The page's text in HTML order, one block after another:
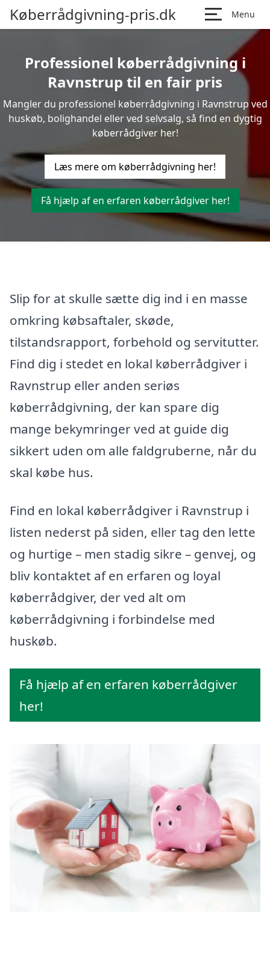
Køberrådgivning-pris.dk Menu
Professionel køberrådgivning i
Ravnstrup til en fair pris
Mangler du professionel køberrådgivning i Ravnstrup ved
huskøb, bolighandel eller ved selvsalg, så find en dygtig
køberrådgiver her!
Læs mere om køberrådgivning her!
Få hjælp af en erfaren køberrådgiver her!
Slip for at skulle sætte dig ind i en masse
omkring købsaftaler, skøde,
tilstandsrapport, forbehold og servitutter.
Find dig i stedet en lokal køberrådgiver i
Ravnstrup eller anden seriøs
køberrådgivning, der kan spare dig
mange bekymringer ved at guide dig
sikkert uden om alle faldgruberne, når du
skal købe hus.
Find en lokal køberrådgiver i Ravnstrup i
listen nederst på siden, eller tag den lette
og hurtige – men stadig sikre – genvej, og
bliv kontaktet af en erfaren og loyal
køberrådgiver, der ved alt om
køberrådgivning i forbindelse med
huskøb.
Få hjælp af en erfaren køberrådgiver
her!